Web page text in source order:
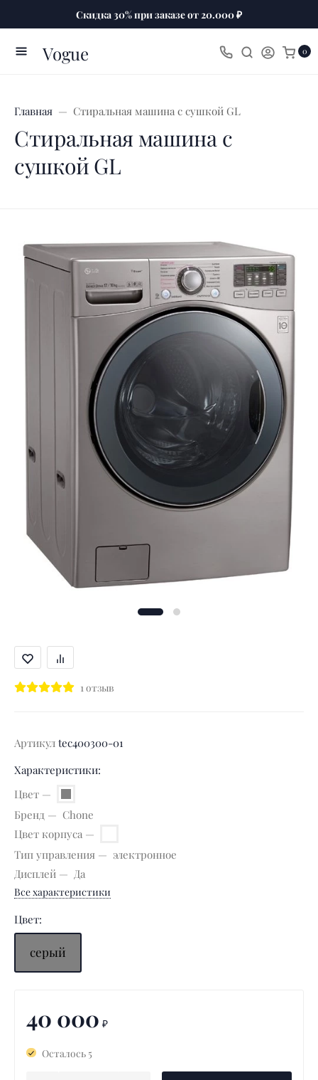
Скидка 30% при заказе от 20.000 ₽
Vogue 0
Главная Стиральная машина с сушкой GL
Стиральная машина с
сушкой GL
1 отзыв
Артикул tec400300-01
Характеристики:
Цвет
Бренд
Chone
Цвет корпуса
Тип управления
электронное
Дисплей
Да
Все характеристики
Цвет:
серый
40 000 ₽
Осталось 5